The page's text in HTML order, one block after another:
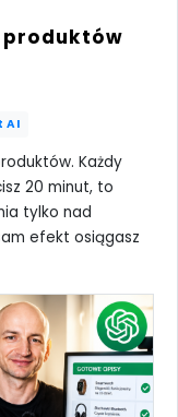
AI
Każdy
20 minut, to
tylko nad
efekt osiągasz